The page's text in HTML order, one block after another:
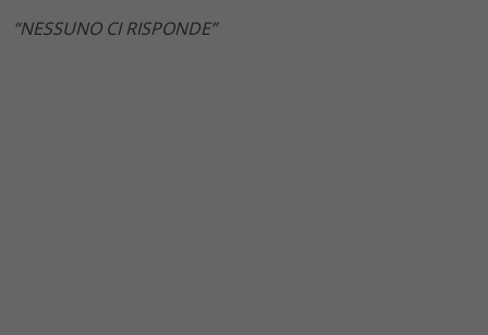
“NESSUNO CI RISPONDE”